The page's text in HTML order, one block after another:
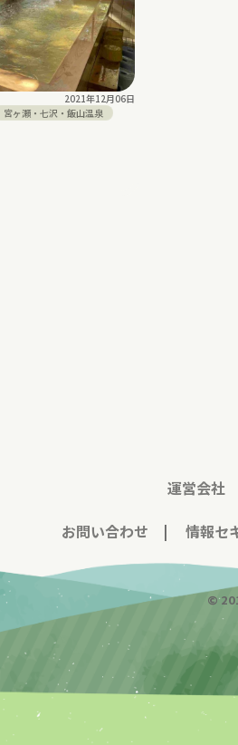
2021年12月06日
宮ヶ瀬・七沢・飯山温泉
運営会社
お問い合わせ | 情報セ
©